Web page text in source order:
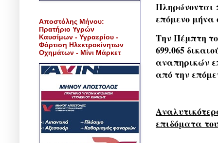
Πληρώνονται
επόμενο μήνα
Την Πέμπτη
699.065
αναπηρικών
από την
επιδόματα
Αποστόλης Μήνου:
Πρατήριο Υγρών
Καυσίμων - Υγραερίου -
Φόρτιση Ηλεκτροκίνητων
Οχημάτων - Μίνι Μάρκετ